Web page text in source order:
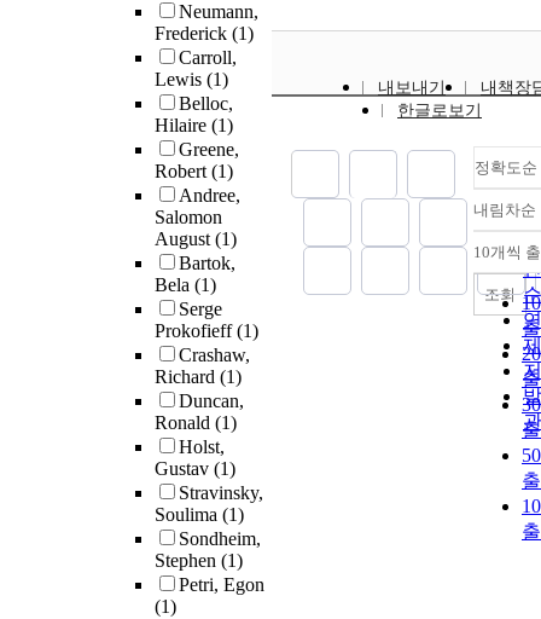
Neumann,
Frederick (1)
Carroll,
Lewis (1)
Belloc,
Hilaire (1)
Greene,
Robert(1)
Andree,
Salomon
August(1)
Bartok,
Bela (1)
Serge
Prokofieff(1)
Crashaw,
Richard (1)
Duncan,
Ronald (1)
Holst,
Gustav (1)
Stravinsky,
Soulima (1)
Sondheim,
Stephen (1)
Petri, Egon
(1)
내보내기
내책장
한글로보기
정확도순
순
순
내림차순
10개씩
조회